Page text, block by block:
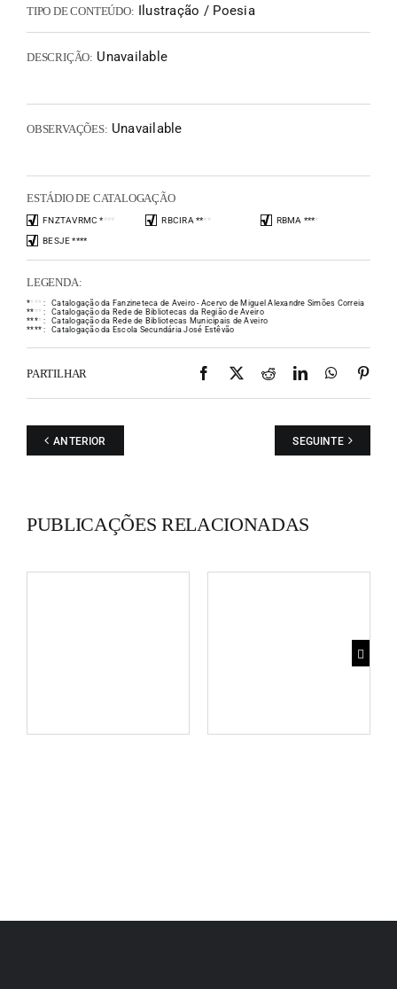
TIPO DE CONTEÚDO: Ilustração / Poesia
DESCRIÇÃO: Unavailable
OBSERVAÇÕES: Unavailable
ESTÁDIO DE CATALOGAÇÃO
FNZTAVRMC **** RBCIRA **** RBMA ****
BESJE ****
LEGENDA:
** * * :
Catalogação da Fanzineteca de Aveiro - Acervo de Miguel Alexandre Simões Correia
** * * :
Catalogação da Rede de Bibliotecas da Região de Aveiro
**** :
Catalogação da Rede de Bibliotecas Municipais de Aveiro
**** : Catalogação da Escola Secundária José Estêvão
PARTILHAR Facebook
X RedditLinkedIn
ANTERIOR SEGUINTE
PUBLICAÇÕES RELACIONADAS